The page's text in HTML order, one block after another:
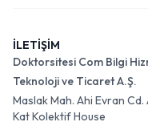
İLETİŞİM
Doktorsitesi Com Bilgi
Teknoloji ve Ticaret A.Ş.
Maslak Mah. Ahi Evran
Kat Kolektif House